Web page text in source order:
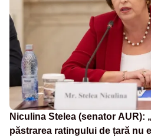
Niculina Stelea (senator AUR):
păstrarea ratingului de țară nu